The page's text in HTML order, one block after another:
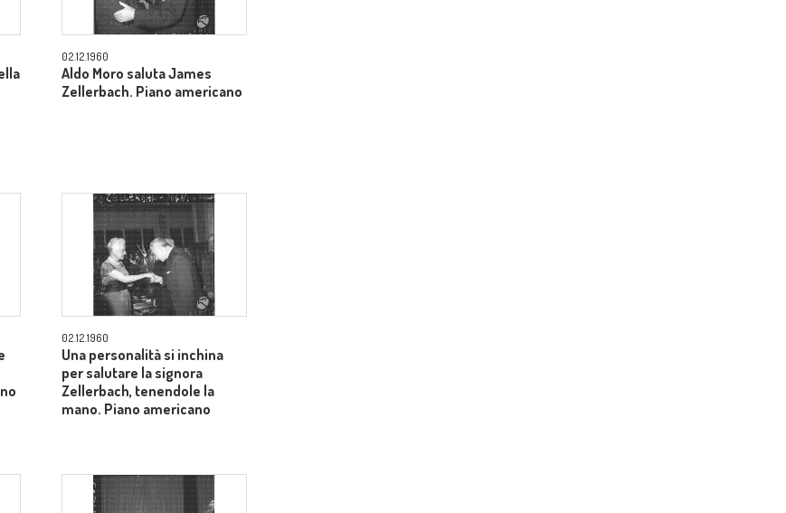
02.12.1960
Aldo Moro saluta James
Zellerbach. Piano americano
02.12.1960
Una personalità si inchina
per salutare la signora
Zellerbach, tenendole la
mano. Piano americano